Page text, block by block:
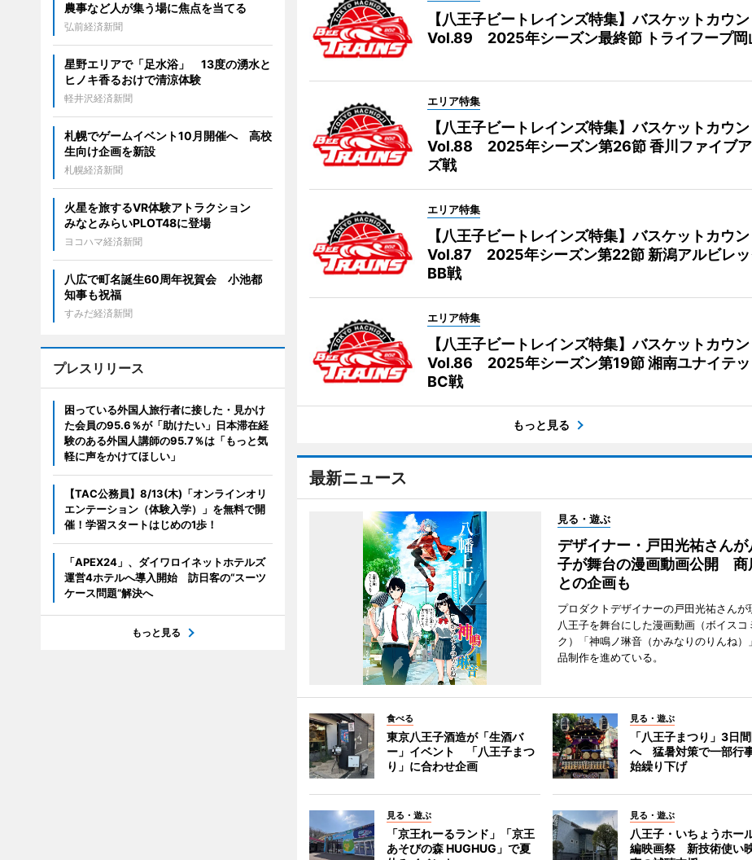
【八王子ビートレインズ特集】バスケットカウン
Vol.89 2025年シーズン最終節 トライフープ岡
エリア特集
【八王子ビートレインズ特集】バスケットカウン
Vol.88 2025年シーズン第26節 香川ファイブ
ズ戦
エリア特集
【八王子ビートレインズ特集】バスケットカウン
Vol.87 2025年シーズン第22節 新潟アルビレッ
BB戦
エリア特集
【八王子ビートレインズ特集】バスケットカウン
Vol.86 2025年シーズン第19節 湘南ユナイテッ
BC戦
もっと見る
最新ニュース
見る・遊ぶ
デザイナー・戸田光祐さんが
子が舞台の漫画動画公開 商
との企画も
プロダクトデザイナーの戸田光祐さんが
八王子を舞台にした漫画動画（ボイスコ
ク）「神鳴ノ琳音（かみなりのりんね）
品制作を進めている。
食べる
東京八王子酒造が「生酒バ
ー」イベント 「八王子まつ
り」に合わせ企画
見る・遊ぶ
「八王子まつり」3日
へ 猛暑対策で一部行
始繰り下げ
見る・遊ぶ
「京王れーるランド」「京王
あそびの森 HUGHUG」で夏
見る・遊ぶ
八王子・いちょうホー
編映画祭 新技術使い
農事など人が集う場に焦点を当てる
弘前経済新聞
星野エリアで「足水浴」 13度の湧水と
ヒノキ香るおけで清涼体験
軽井沢経済新聞
札幌でゲームイベント10月開催へ 高校
生向け企画を新設
札幌経済新聞
火星を旅するVR体験アトラクション
みなとみらいPLOT48に登場
ヨコハマ経済新聞
八広で町名誕生60周年祝賀会 小池都
知事も祝福
すみだ経済新聞
プレスリリース
困っている外国人旅行者に接した・見かけ
た会員の95.6％が「助けたい」日本滞在経
験のある外国人講師の95.7％は「もっと気
軽に声をかけてほしい」
【TAC公務員】8/13(木)「オンラインオリ
エンテーション（体験入学）」を無料で開
催！学習スタートはじめの1歩！
「APEX24」、ダイワロイネットホテルズ
運営4ホテルへ導入開始 訪日客の“スーツ
ケース問題”解決へ
もっと見る